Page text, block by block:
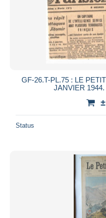
GF-26.T-PL.75 : LE
JANVIER
Status